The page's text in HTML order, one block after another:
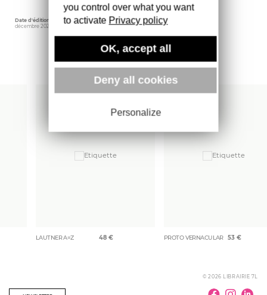
Date d'édition
décembre 2022
Éditeur
BIRKHAUSER
Plus d'ouvrages
LAUTNER A=Z 48 € PROTO VERNACULAR 53 €
© 2026 LIBRAIRIE 7L
you control over what you want
to activate Privacy policy
OK, accept all
Deny all cookies
Personalize